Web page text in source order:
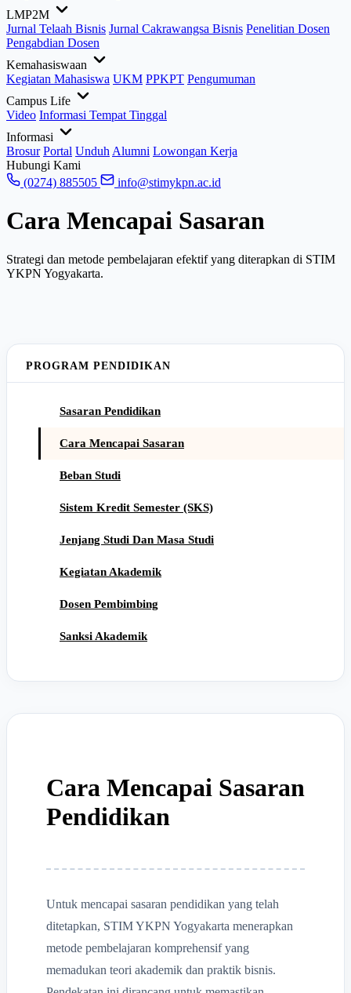
LMP2M
Jurnal Telaah Bisnis Jurnal Cakrawangsa Bisnis Penelitian Dosen
Pengabdian Dosen
Kemahasiswaan
Kegiatan Mahasiswa UKM PPKPT Pengumuman
Campus Life
Video Informasi Tempat Tinggal
Informasi
Brosur Portal Unduh Alumni Lowongan Kerja
Hubungi Kami
(0274) 885505
info@stimykpn.ac.id
Cara Mencapai Sasaran
Strategi dan metode pembelajaran efektif yang diterapkan di STIM
YKPN Yogyakarta.
PROGRAM PENDIDIKAN
Sasaran Pendidikan
Cara Mencapai Sasaran
Beban Studi
Sistem Kredit Semester (SKS)
Jenjang Studi Dan Masa Studi
Kegiatan Akademik
Dosen Pembimbing
Sanksi Akademik
Cara Mencapai Sasaran
Pendidikan
Untuk mencapai sasaran pendidikan yang telah
ditetapkan, STIM YKPN Yogyakarta menerapkan
metode pembelajaran komprehensif yang
memadukan teori akademik dan praktik bisnis.